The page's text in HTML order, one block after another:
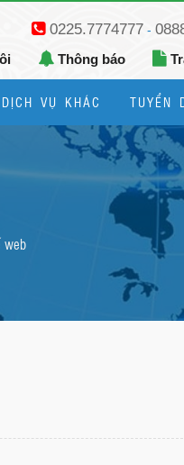
0225.7774777 -
Thông báo
DỊCH VỤ KHÁC TUYỂN
web